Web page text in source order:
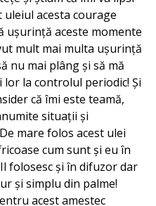
acesta courage
ușurință aceste momente
mult mai multa ușurință
nu mai plâng și să mă
la controlul periodic! Și
că îmi este teamă,
situații și
mare folos acest ulei
cum sunt și eu în
folosesc și în difuzor dar
și simplu din palme!
acest amestec